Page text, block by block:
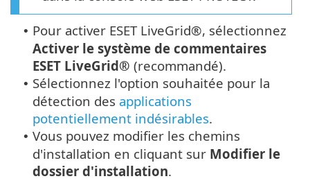
• Pour activer ESET LiveGrid®, sélectionnez
Activer le système de commentaires
ESET LiveGrid® (recommandé).
• Sélectionnez l'option souhaitée pour la
détection des applications
potentiellement indésirables.
• Vous pouvez modifier les chemins
d'installation en cliquant sur Modifier le
dossier d'installation.